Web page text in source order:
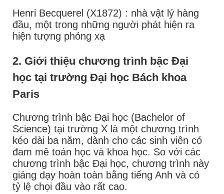
Henri Becquerel (X1872) : nhà vật lý hàng
đầu, một trong những người phát hiện ra
hiện tượng phóng xạ
2. Giới thiệu chương trình bậc Đại
học tại trường Đại học Bách khoa
Paris
Chương trình bậc Đại học (Bachelor of
Science) tại trường X là một chương trình
kéo dài ba năm, dành cho các sinh viên có
đam mê toán học và khoa học. So với các
chương trình bậc Đại học, chương trình này
giảng dạy hoàn toàn bằng tiếng Anh và có
tỷ lệ chọi đầu vào rất cao.